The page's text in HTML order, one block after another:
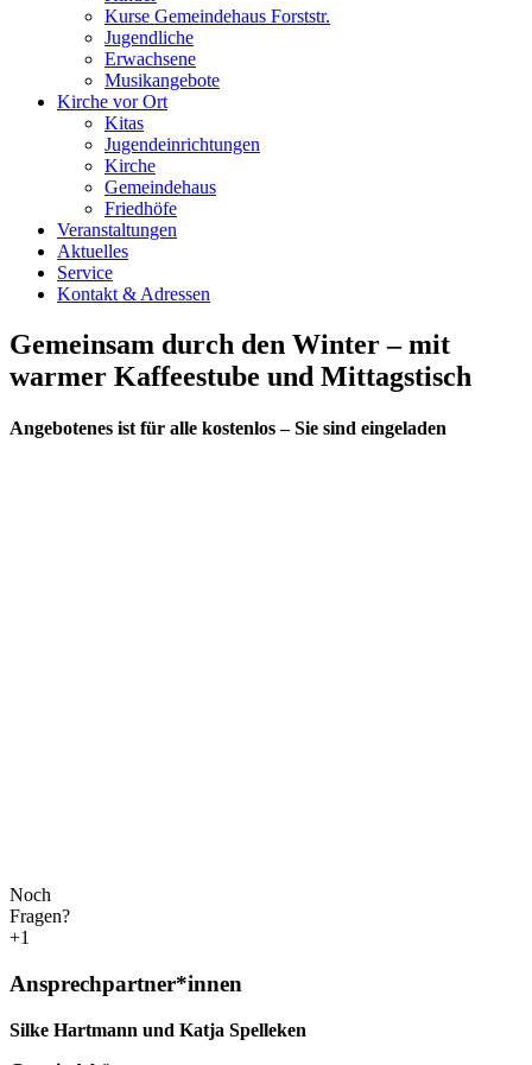
Kurse Gemeindehaus Forststr.
Jugendliche
Erwachsene
Musikangebote
Kirche vor Ort
Kitas
Jugendeinrichtungen
Kirche
Gemeindehaus
Friedhöfe
Veranstaltungen
Aktuelles
Service
Kontakt & Adressen
Gemeinsam durch den Winter – mit
warmer Kaffeestube und Mittagstisch
Angebotenes ist für alle kostenlos – Sie sind eingeladen
Noch
Fragen?
+1
Ansprechpartner*innen
Silke Hartmann und Katja Spelleken